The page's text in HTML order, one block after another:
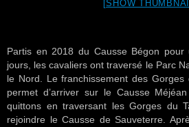
[SHOW
Partis en 2018 du Causse Bégon
jours, les cavaliers ont traversé le Parc
le Nord. Le franchissement des
permet d’arriver sur le Causse
quittons en traversant les Gorges du
rejoindre le Causse de Sauveterre.